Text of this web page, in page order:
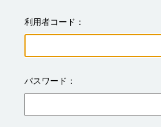
利用者コード
パスワード